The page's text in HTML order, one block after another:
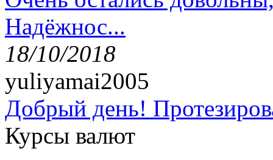
Надёжнос...
18/10/2018
yuliyamai2005
Добрый день!
Курсы валют